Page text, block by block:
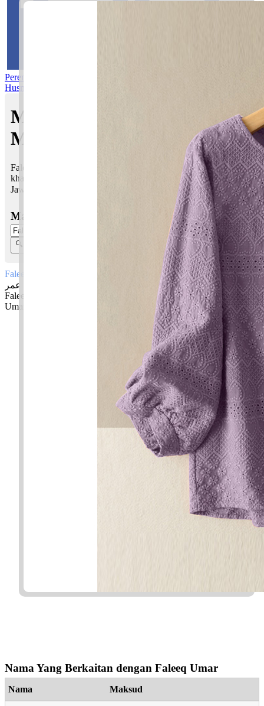
Perempuan
Husna
Maksud nama Faleeq Umar |
Maksud Nama dalam Islam
Faleeq Umar bermaksud Cahaya; Yang memakmurkan, nama
khalifah
Jawi:
Masukkan Nama:
Faleeq Umar
فالق عمر
Faleeq: Cahaya
Umar: Yang memakmurkan, nama khalifah
✚ Baju Baby Custom Nama 'Faleeq Umar'
Nama Yang Berkaitan dengan Faleeq Umar
Nama Maksud